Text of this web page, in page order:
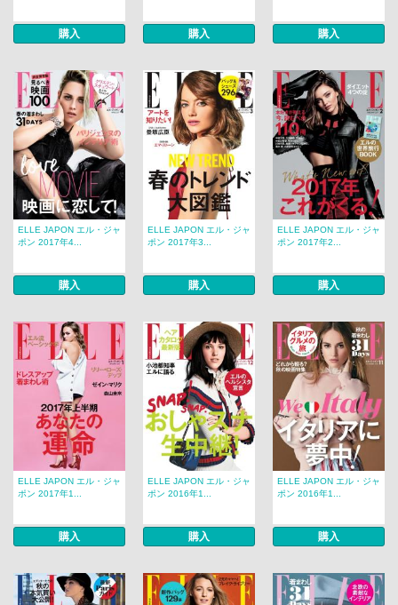
購入 購入 購入
ELLE JAPON エル・ジャ
ポン 2017年4...
購入
ELLE JAPON エル・ジャ
ポン 2017年3...
購入
ELLE JAPON エル・ジャ
ポン 2017年2...
購入
ELLE JAPON エル・ジャ
ポン 2017年1...
購入
ELLE JAPON エル・ジャ
ポン 2016年1...
購入
ELLE JAPON エル・ジャ
ポン 2016年1...
購入